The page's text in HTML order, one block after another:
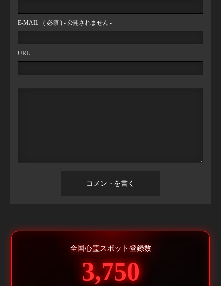
E-MAIL ( 必須 ) - 公開されません -
URL
全国心霊スポット登録数
3,750